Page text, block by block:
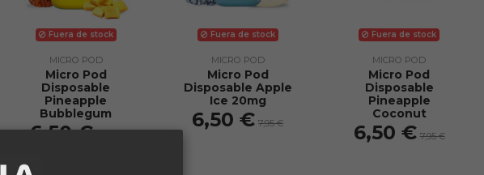
Fuera de stock
MICRO POD
Micro Pod
Disposable
Pineapple
Bubblegum
6,50 €
Fuera de stock
MICRO POD
Micro Pod
Disposable Apple
Ice 20mg
6,50 € 7,95 €
Fuera de stock
MICRO POD
Micro Pod
Disposable
Pineapple
Coconut
6,50 € 7,95 €